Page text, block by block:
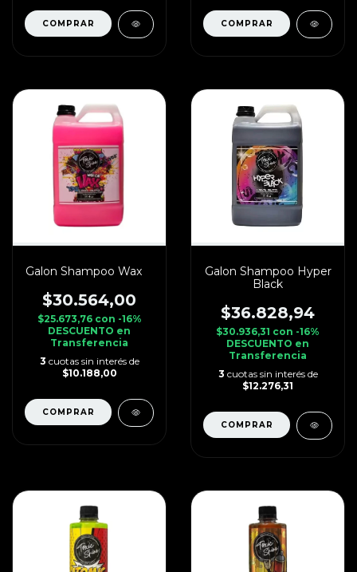
Galon Shampoo Wax
$30.564,00
$25.673,76 con -16%
DESCUENTO en
Transferencia
3 cuotas sin interés de
$10.188,00
Galon Shampoo Hyper
Black
$36.828,94
$30.936,31 con -16%
DESCUENTO en
Transferencia
3 cuotas sin interés de
$12.276,31